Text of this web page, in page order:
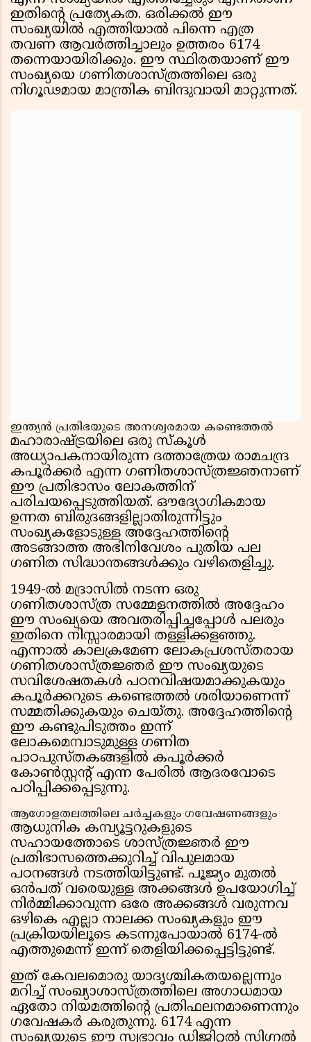
ഇതിന്റെ പ്രത്യേകത. ഒരിക്കൽ ഈ
സംഖ്യയിൽ എത്തിയാൽ പിന്നെ എത്ര
തവണ ആവർത്തിച്ചാലും ഉത്തരം 6174
തന്നെയായിരിക്കും. ഈ സ്ഥിരതയാണ് ഈ
സംഖ്യയെ ഗണിതശാസ്ത്രത്തിലെ ഒരു
നിഗൂഢമായ മാന്ത്രിക ബിന്ദുവായി മാറ്റുന്നത്.
ഇന്ത്യൻ പ്രതിഭയുടെ അനശ്വരമായ കണ്ടെത്തൽ
മഹാരാഷ്ട്രയിലെ ഒരു സ്കൂൾ
അധ്യാപകനായിരുന്ന ദത്താത്രേയ രാമചന്ദ്ര
കപൂർക്കർ എന്ന ഗണിതശാസ്ത്രജ്ഞനാണ്
ഈ പ്രതിഭാസം ലോകത്തിന്
പരിചയപ്പെടുത്തിയത്. ഔദ്യോഗികമായ
ഉന്നത ബിരുദങ്ങളില്ലാതിരുന്നിട്ടും
സംഖ്യകളോടുള്ള അദ്ദേഹത്തിന്റെ
അടങ്ങാത്ത അഭിനിവേശം പുതിയ പല
ഗണിത സിദ്ധാന്തങ്ങൾക്കും വഴിതെളിച്ചു.
1949-ൽ മദ്രാസിൽ നടന്ന ഒരു
ഗണിതശാസ്ത്ര സമ്മേളനത്തിൽ അദ്ദേഹം
ഈ സംഖ്യയെ അവതരിപ്പിച്ചപ്പോൾ പലരും
ഇതിനെ നിസ്സാരമായി തള്ളിക്കളഞ്ഞു.
എന്നാൽ കാലക്രമേണ ലോകപ്രശസ്തരായ
ഗണിതശാസ്ത്രജ്ഞർ ഈ സംഖ്യയുടെ
സവിശേഷതകൾ പഠനവിഷയമാക്കുകയും
കപൂർക്കറുടെ കണ്ടെത്തൽ ശരിയാണെന്ന്
സമ്മതിക്കുകയും ചെയ്തു. അദ്ദേഹത്തിന്റെ
ഈ കണ്ടുപിടുത്തം ഇന്ന്
ലോകമെമ്പാടുമുള്ള ഗണിത
പാഠപുസ്തകങ്ങളിൽ കപൂർക്കർ
കോൺസ്റ്റന്റ് എന്ന പേരിൽ ആദരവോടെ
പഠിപ്പിക്കപ്പെടുന്നു.
ആഗോളതലത്തിലെ ചർച്ചകളും ഗവേഷണങ്ങളും
ആധുനിക കമ്പ്യൂട്ടറുകളുടെ
സഹായത്തോടെ ശാസ്ത്രജ്ഞർ ഈ
പ്രതിഭാസത്തെക്കുറിച്ച് വിപുലമായ
പഠനങ്ങൾ നടത്തിയിട്ടുണ്ട്. പൂജ്യം മുതൽ
ഒൻപത് വരെയുള്ള അക്കങ്ങൾ ഉപയോഗിച്ച്
നിർമ്മിക്കാവുന്ന ഒരേ അക്കങ്ങൾ വരുന്നവ
ഒഴികെ എല്ലാ നാലക്ക സംഖ്യകളും ഈ
പ്രക്രിയയിലൂടെ കടന്നുപോയാൽ 6174-ൽ
എത്തുമെന്ന് ഇന്ന് തെളിയിക്കപ്പെട്ടിട്ടുണ്ട്.
ഇത് കേവലമൊരു യാദൃശ്ചികതയല്ലെന്നും
മറിച്ച് സംഖ്യാശാസ്ത്രത്തിലെ അഗാധമായ
ഏതോ നിയമത്തിന്റെ പ്രതിഫലനമാണെന്നും
ഗവേഷകർ കരുതുന്നു. 6174 എന്ന
സംഖ്യയുടെ ഈ സ്വഭാവം ഡിജിറ്റൽ സിഗ്നൽ